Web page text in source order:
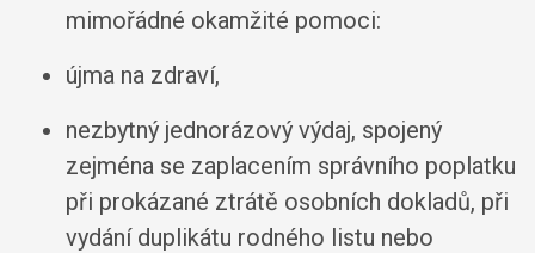
mimořádné okamžité pomoci:
újma na zdraví,
nezbytný jednorázový výdaj, spojený
zejména se zaplacením správního poplatku
při prokázané ztrátě osobních dokladů, při
vydání duplikátu rodného listu nebo